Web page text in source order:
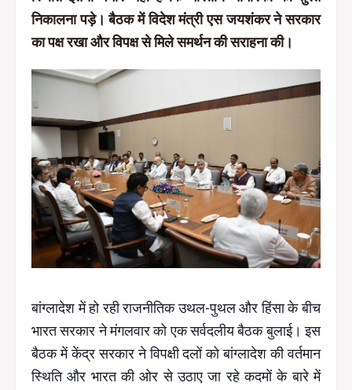
निकालना पड़े। बैठक में विदेश मंत्री एस जयशंकर ने सरकार
का पक्ष रखा और विपक्ष से मिले समर्थन की सराहना की।
बांग्लादेश में हो रही राजनीतिक उथल-पुथल और हिंसा के बीच
भारत सरकार ने मंगलवार को एक सर्वदलीय बैठक बुलाई। इस
बैठक में केंद्र सरकार ने विपक्षी दलों को बांग्लादेश की वर्तमान
स्थिति और भारत की ओर से उठाए जा रहे कदमों के बारे में